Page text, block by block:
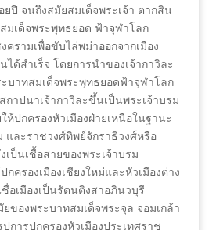
ปี จนถึงสมัยสมเด็จพระเจ้า ตากสิน
มเด็จพระพุทธยอด ฟ้าจุฬาโลก
ครามเพื่อขับไล่พม่าออกจากเมือง
ได้สำเร็จ โดยการนำของเจ้ากาวิละ
บาทสมเด็จพระพุทธยอดฟ้าจุฬาโลก
ถาปนาเจ้ากาวิละขึ้นเป็นพระเจ้าบรม
ห้ปกครองหัวเมืองฝ่ายเหนือในฐานะ
และราชวงศ์ทิพย์จักราธิวงศ์หรือ
เป็นเชื้อสายของพระเจ้าบรม
ครองเมืองเชียงใหม่และหัวเมืองต่าง
อเมืองเป็นรัตนติงสาอภินวบุรี
ของพระบาทสมเด็จพระจุล จอมเกล้า
การปกครองหัวเมืองประเทศราช